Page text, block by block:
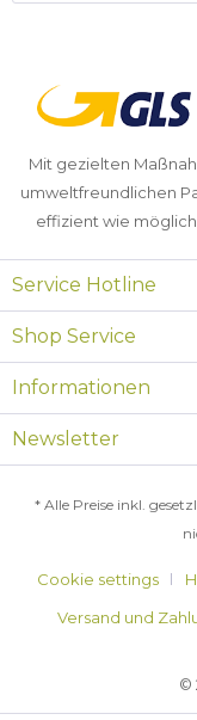
Mit gezielten
umweltfreundlichen
effizient wie
Service Hotline
Shop Service
Informationen
Newsletter
* Alle Preise inkl.
Cookie settings
Versand und
©